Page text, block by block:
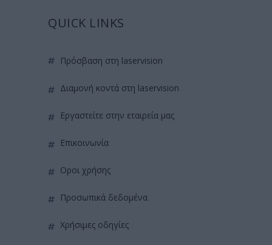
QUICK LINKS
πρόσβαση στη laservision
διαμονή κοντά στη laservision
εργαστείτε στην εταιρεία μας
επικοινωνία
όροι χρήσης
προσωπικά δεδομένα
χρήσιμες οδηγίες